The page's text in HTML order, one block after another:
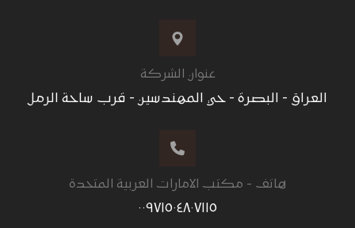
عنوان الشركة
العراق - البصرة - حي المهندسين - قرب ساحة الرمل
هاتف - مكتب الامارات العربية المتحدة
٠٠٩٧١٥٠٤٨٠٧١١٥